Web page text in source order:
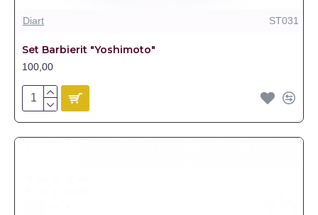
Diart ST031
Set Barbierit "Yoshimoto"
100,00